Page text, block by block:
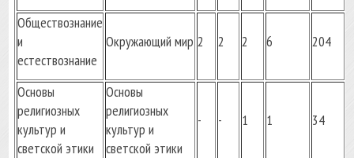
Обществознание
и
естествознание
Окружающий мир 2 2 2 6 204
Основы
религиозных
культур и
светской этики
Основы
религиозных
культур и
светской этики
- - 1 1 34